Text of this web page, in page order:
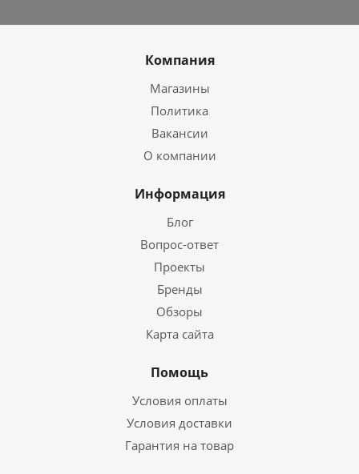
Компания
Магазины
Политика
Вакансии
О компании
Информация
Блог
Вопрос-ответ
Проекты
Бренды
Обзоры
Карта сайта
Помощь
Условия оплаты
Условия доставки
Гарантия на товар